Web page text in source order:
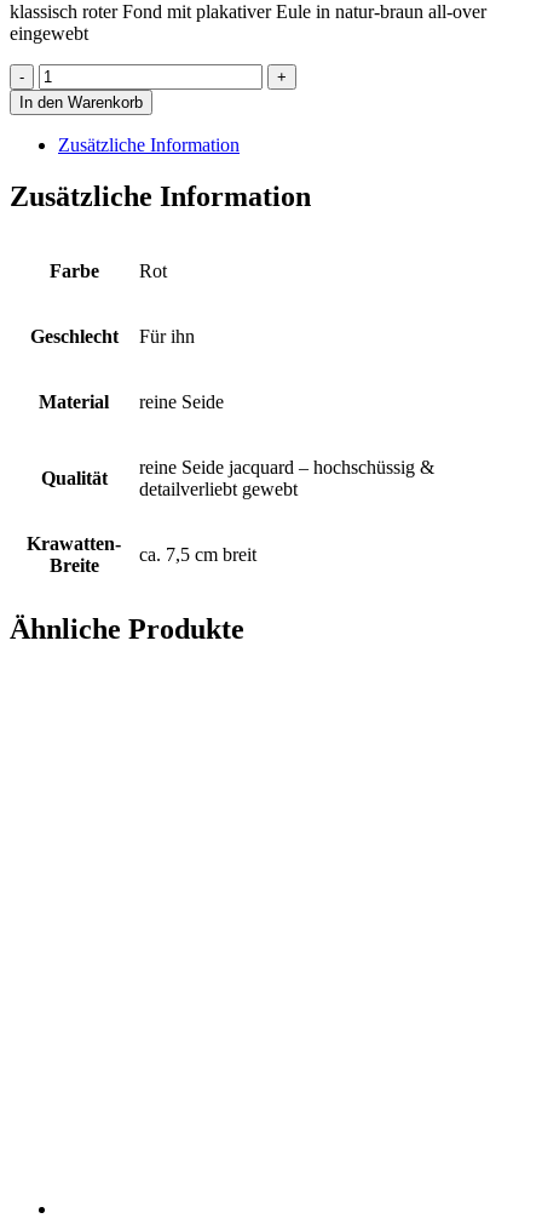
klassisch roter Fond mit plakativer Eule in natur-braun all-over
eingewebt
Krawatte
mit
Eule
plakativ
all-
over
eingewebt
rotem
In den Warenkorb
Zusätzliche Information
Zusätzliche Information
Farbe Rot
Geschlecht Für ihn
Material reine Seide
Qualität
reine Seide jacquard – hochschüssig &
detailverliebt gewebt
Krawatten-
Breite
ca. 7,5 cm breit
Ähnliche Produkte